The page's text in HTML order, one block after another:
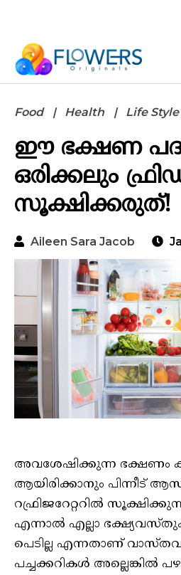
Food Health Life Style
ഈ ഭക്ഷണ
ഒരിക്കലും
സൂക്ഷിക്കരുത്!
Aileen Sara Jacob
അവശേഷിക്കുന്ന ഭക്ഷണം
ആയിരിക്കാനും പിന്നീട്
റഫ്രിജറേറ്ററിൽ
എന്നാൽ എല്ലാ
പെടില്ല എന്നതാണ്
പച്ചക്കറികൾ അല്ലെങ്കിൽ